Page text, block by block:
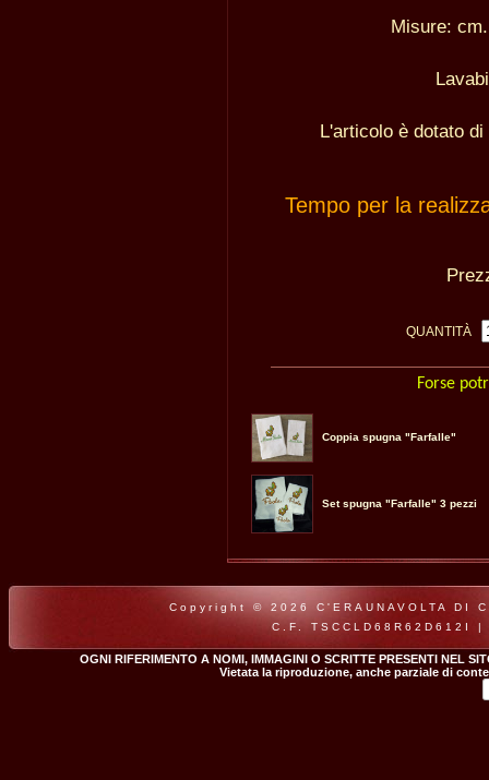
Misure:
L'articolo è dotato
Tempo per la
QUANTITÀ
Forse
Coppia spugna "Farfalle"
Set spugna "Farfalle" 3 pezzi
Copyright © 2026 C'ERAUNAVOLTA
C.F. TSCCLD68R62D612I
OGNI RIFERIMENTO A NOMI, IMMAGINI O SCRITTE PRESENTI NEL
Vietata la riproduzione, anche parziale di